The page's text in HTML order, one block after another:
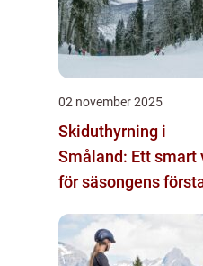
02 november 2025
Skiduthyrning i
Småland: Ett smart
för säsongens